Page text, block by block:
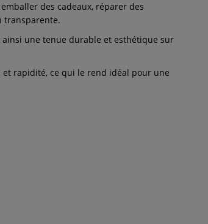
des cadeaux, réparer des
transparente.
une tenue durable et esthétique sur
rapidité, ce qui le rend idéal pour une